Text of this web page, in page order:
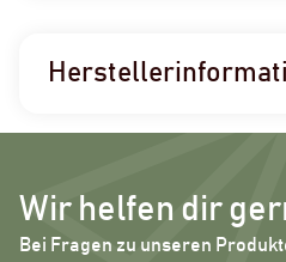
Wir helfen dir
Bei Fragen zu unseren